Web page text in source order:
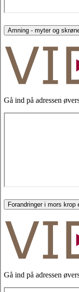
Amning - myter og
Gå ind på adressen
Forandringer i mors krop
Gå ind på adressen